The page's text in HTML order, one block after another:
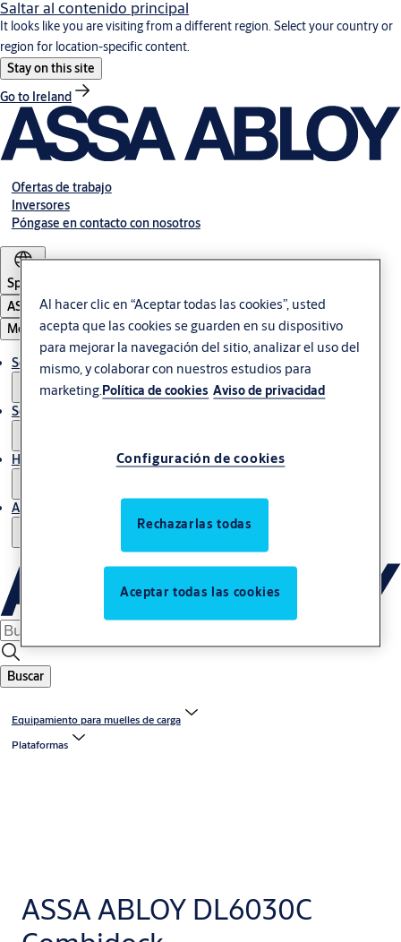
Saltar al contenido principal
It looks like you are visiting from a different region. Select your country or
region for location-specific content.
Stay on this site
Go to Ireland
Ofertas de trabajo
Inversores
Póngase en contacto con nosotros
Spain
ASSA ABLOY Group
Menú
Soluciones
Servicio de mantenimiento
Historias
Acerca de nosotros
Buscar
Equipamiento para muelles de carga
Plataformas
ASSA ABLOY DL6030C
Al hacer clic en “Aceptar todas las cookies”, usted
acepta que las cookies se guarden en su dispositivo
para mejorar la navegación del sitio, analizar el uso del
mismo, y colaborar con nuestros estudios para
marketing.Política de cookies Aviso de privacidad
Configuración de cookies
Rechazarlas todas
Aceptar todas las cookies